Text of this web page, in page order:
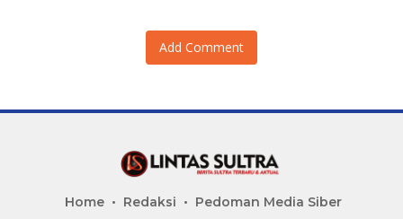
Add Comment
Home Redaksi Pedoman Media Siber